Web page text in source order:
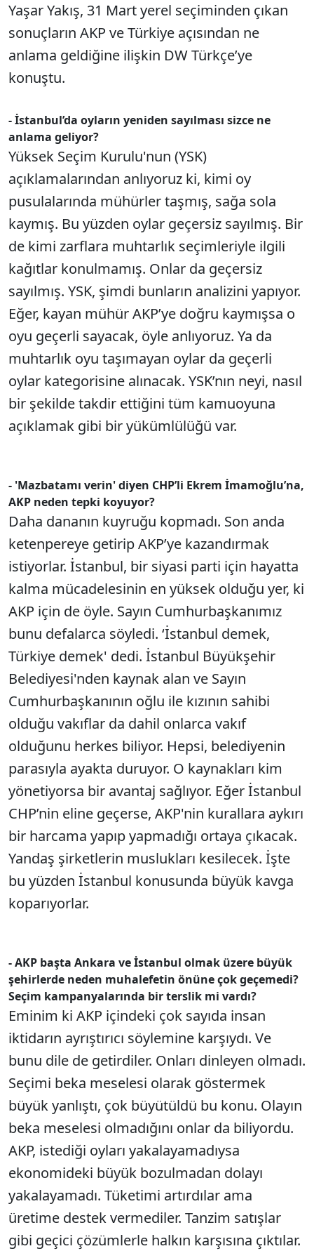
Yaşar Yakış, 31 Mart yerel seçiminden çıkan
sonuçların AKP ve Türkiye açısından ne
anlama geldiğine ilişkin DW Türkçe’ye
konuştu.
- İstanbul’da oyların yeniden sayılması sizce ne
anlama geliyor?
Yüksek Seçim Kurulu'nun (YSK)
açıklamalarından anlıyoruz ki, kimi oy
pusulalarında mühürler taşmış, sağa sola
kaymış. Bu yüzden oylar geçersiz sayılmış. Bir
de kimi zarflara muhtarlık seçimleriyle ilgili
kağıtlar konulmamış. Onlar da geçersiz
sayılmış. YSK, şimdi bunların analizini yapıyor.
Eğer, kayan mühür AKP’ye doğru kaymışsa o
oyu geçerli sayacak, öyle anlıyoruz. Ya da
muhtarlık oyu taşımayan oylar da geçerli
oylar kategorisine alınacak. YSK’nın neyi, nasıl
bir şekilde takdir ettiğini tüm kamuoyuna
açıklamak gibi bir yükümlülüğü var.
- 'Mazbatamı verin' diyen CHP’li Ekrem İmamoğlu’na,
AKP neden tepki koyuyor?
Daha dananın kuyruğu kopmadı. Son anda
ketenpereye getirip AKP’ye kazandırmak
istiyorlar. İstanbul, bir siyasi parti için hayatta
kalma mücadelesinin en yüksek olduğu yer, ki
AKP için de öyle. Sayın Cumhurbaşkanımız
bunu defalarca söyledi. ‘İstanbul demek,
Türkiye demek' dedi. İstanbul Büyükşehir
Belediyesi'nden kaynak alan ve Sayın
Cumhurbaşkanının oğlu ile kızının sahibi
olduğu vakıflar da dahil onlarca vakıf
olduğunu herkes biliyor. Hepsi, belediyenin
parasıyla ayakta duruyor. O kaynakları kim
yönetiyorsa bir avantaj sağlıyor. Eğer İstanbul
CHP’nin eline geçerse, AKP'nin kurallara aykırı
bir harcama yapıp yapmadığı ortaya çıkacak.
Yandaş şirketlerin muslukları kesilecek. İşte
bu yüzden İstanbul konusunda büyük kavga
koparıyorlar.
- AKP başta Ankara ve İstanbul olmak üzere büyük
şehirlerde neden muhalefetin önüne çok geçemedi?
Seçim kampanyalarında bir terslik mi vardı?
Eminim ki AKP içindeki çok sayıda insan
iktidarın ayrıştırıcı söylemine karşıydı. Ve
bunu dile de getirdiler. Onları dinleyen olmadı.
Seçimi beka meselesi olarak göstermek
büyük yanlıştı, çok büyütüldü bu konu. Olayın
beka meselesi olmadığını onlar da biliyordu.
AKP, istediği oyları yakalayamadıysa
ekonomideki büyük bozulmadan dolayı
yakalayamadı. Tüketimi artırdılar ama
üretime destek vermediler. Tanzim satışlar
gibi geçici çözümlerle halkın karşısına çıktılar.